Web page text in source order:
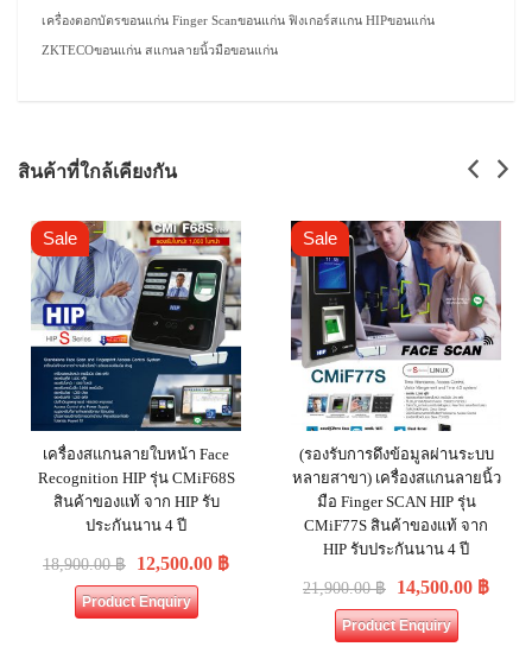
เครื่องตอกบัตรขอนแก่น Finger Scanขอนแก่น ฟิงเกอร์สแกน HIPขอนแก่น
ZKTECOขอนแก่น สแกนลายนิ้วมือขอนแก่น
สินค้าที่ใกล้เคียงกัน
Sale
เครื่องสแกนลายใบหน้า Face
Recognition HIP รุ่น CMiF68S
สินค้าของแท้ จาก HIP รับ
ประกันนาน 4 ปี
18,900.00฿ 12,500.00 ฿
Product Enquiry
Sale
(รองรับการดึงข้อมูลผ่านระบบ
หลายสาขา) เครื่องสแกนลายนิ้ว
มือ Finger SCAN HIP รุ่น
CMiF77S สินค้าของแท้ จาก
HIP รับประกันนาน 4 ปี
21,900.00฿ 14,500.00 ฿
Product Enquiry